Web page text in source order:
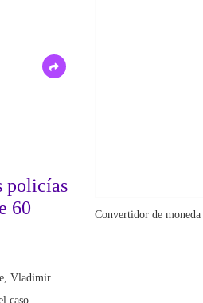
policías
60
Vladimir
caso
Convertidor de moneda